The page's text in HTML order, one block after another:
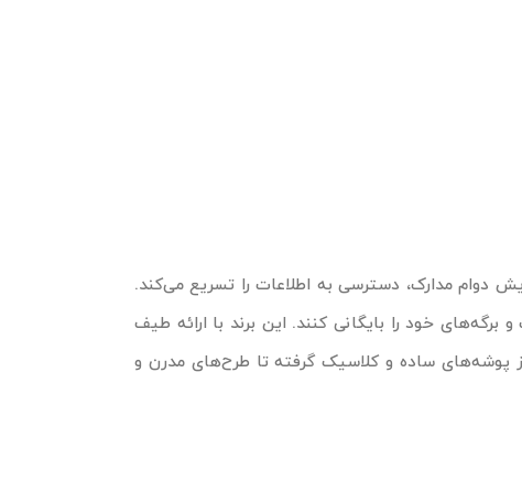
دوام مدارک، دسترسی به اطلاعات را تسریع می‌کند.
خود را بایگانی کنند. این برند با ارائه طیف
پوشه‌های ساده و کلاسیک گرفته تا طرح‌های مدرن و